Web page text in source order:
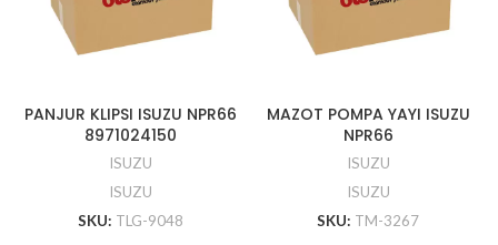
PANJUR KLIPSI ISUZU NPR66
8971024150
ISUZU
ISUZU
SKU: TLG-9048
MAZOT POMPA YAYI ISUZU
NPR66
ISUZU
ISUZU
SKU: TM-3267